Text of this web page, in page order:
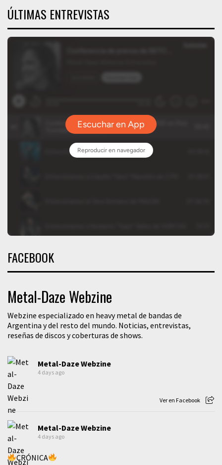
ÚLTIMAS ENTREVISTAS
FACEBOOK
Metal-Daze Webzine
Webzine especializado en heavy metal de bandas de
Argentina y del resto del mundo. Noticias, entrevistas,
reseñas de discos y coberturas de shows.
Metal-Daze Webzine
4 days ago
Ver en Facebook
Metal-Daze Webzine
4 days ago
CRÓNICA